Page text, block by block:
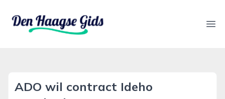
denhaagsegids.nl
ADO wil contract Ideho